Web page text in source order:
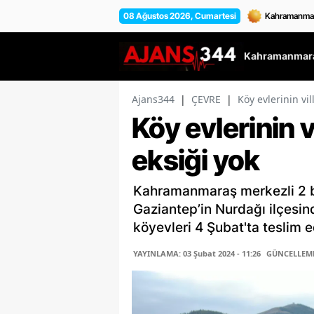
08 Ağustos 2026, Cumartesi
Ajans344 | ÇEVRE | Köy evlerinin
Köy evlerinin
eksiği yok
Kahramanmaraş merkezli 2
Gaziantep’in Nurdağı
köyevleri 4 Şubat'ta teslim
YAYINLAMA: 03 Şubat 2024 - 11:26